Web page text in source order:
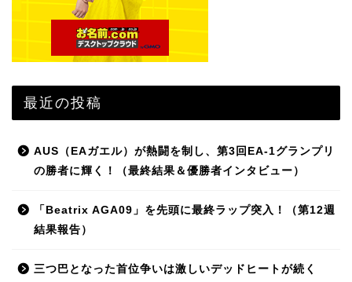
最近の投稿
AUS（EAガエル）が熱闘を制し、第3回EA-1グランプリ
の勝者に輝く！（最終結果＆優勝者インタビュー）
「Beatrix AGA09」を先頭に最終ラップ突入！（第12週
結果報告）
三つ巴となった首位争いは激しいデッドヒートが続く